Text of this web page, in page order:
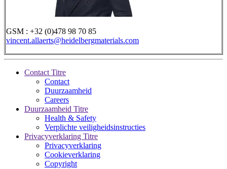
GSM : +32 (0)478 98 70 85
vincent.allaerts@heidelbergmaterials.com
Contact Titre
Contact
Duurzaamheid
Careers
Duurzaamheid Titre
Health & Safety
Verplichte veiligheidsinstructies
Privacyverklaring Titre
Privacyverklaring
Cookieverklaring
Copyright